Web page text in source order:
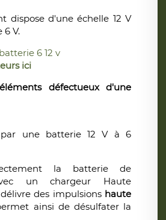
dispose d'une échelle 12 V
6 V.
ici
défectueux d'une
par une batterie 12 V à 6
la batterie de
un chargeur Haute
des impulsions haute
ainsi de désulfater la